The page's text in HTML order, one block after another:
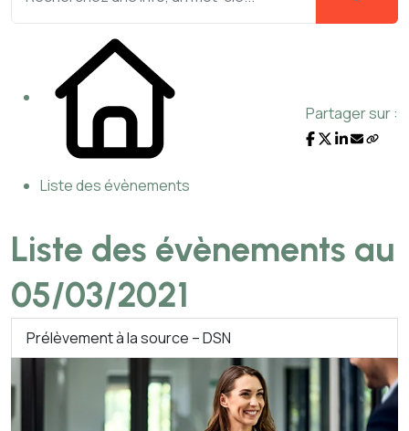
Liste des évènements
Partager sur :
Liste des évènements au
05/03/2021
Prélèvement à la source – DSN